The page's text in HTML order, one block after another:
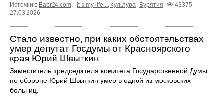
Источник: Babr24.com It`s my life... Культура Бурятия
43375
27.03.2026
Стало известно, при каких обстоятельствах
умер депутат Госдумы от Красноярского
края Юрий Швыткин
Заместитель председателя комитета Государственной Думы
по обороне Юрий Швыткин умер в одной из московских
больниц.